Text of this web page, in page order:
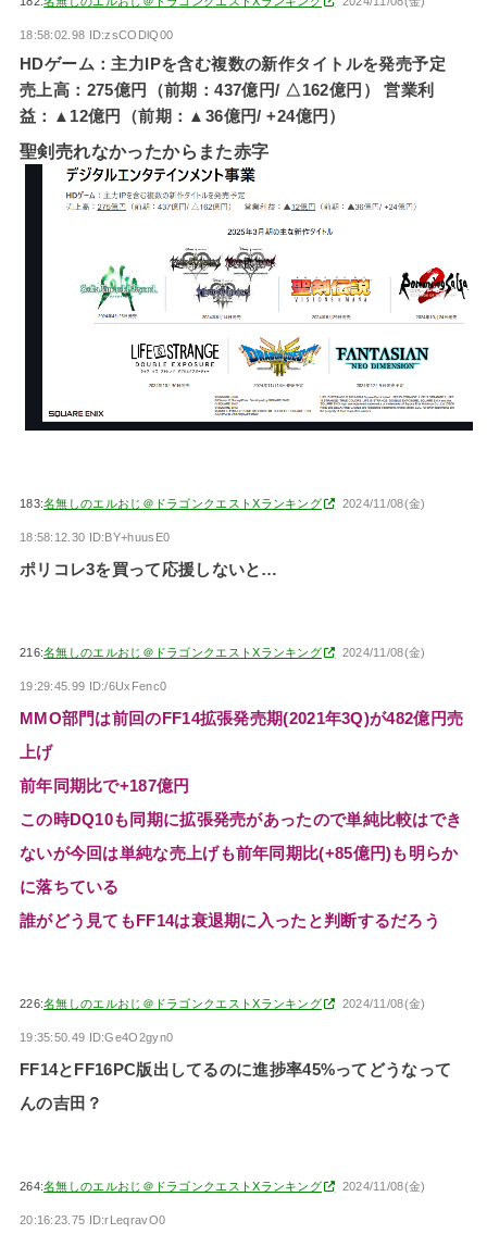
18:58:02.98 ID:zsCODlQ00
HDゲーム：主力IPを含む複数の新作タイトルを発売予定
売上高：275億円（前期：437億円/ △162億円） 営業利
益：▲12億円（前期：▲36億円/ +24億円）
聖剣売れなかったからまた赤字
183:名無しのエルおじ＠ドラゴンクエストXランキング 2024/11/08(金)
18:58:12.30 ID:BY+huusE0
ポリコレ3を買って応援しないと…
216:名無しのエルおじ＠ドラゴンクエストXランキング 2024/11/08(金)
19:29:45.99 ID:/6UxFenc0
MMO部門は前回のFF14拡張発売期(2021年3Q)が482億円売
上げ
前年同期比で+187億円
この時DQ10も同期に拡張発売があったので単純比較はでき
ないが今回は単純な売上げも前年同期比(+85億円)も明らか
に落ちている
誰がどう見てもFF14は衰退期に入ったと判断するだろう
226:名無しのエルおじ＠ドラゴンクエストXランキング 2024/11/08(金)
19:35:50.49 ID:Ge4O2gyn0
FF14とFF16PC版出してるのに進捗率45%ってどうなって
んの吉田？
264:名無しのエルおじ＠ドラゴンクエストXランキング 2024/11/08(金)
20:16:23.75 ID:rLeqravO0